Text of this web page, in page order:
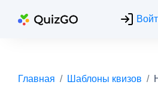
Главная Шаблоны квизов